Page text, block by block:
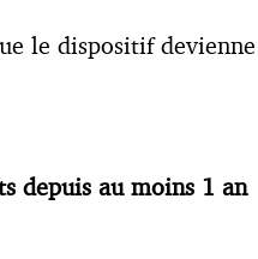
le dispositif
depuis au moins 1 an